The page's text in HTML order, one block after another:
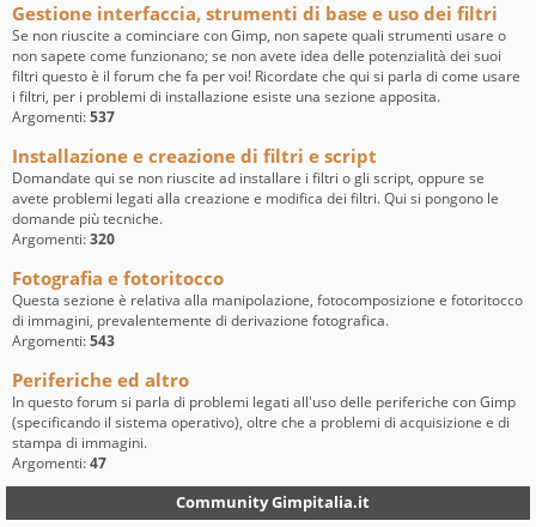
Gestione interfaccia, strumenti di base e uso dei filtri
Se non riuscite a cominciare con Gimp, non sapete quali strumenti usare o
non sapete come funzionano; se non avete idea delle potenzialità dei suoi
filtri questo è il forum che fa per voi! Ricordate che qui si parla di come usare
i filtri, per i problemi di installazione esiste una sezione apposita.
Argomenti:537
Installazione e creazione di filtri e script
Domandate qui se non riuscite ad installare i filtri o gli script, oppure se
avete problemi legati alla creazione e modifica dei filtri. Qui si pongono le
domande più tecniche.
Argomenti:320
Fotografia e fotoritocco
Questa sezione è relativa alla manipolazione, fotocomposizione e fotoritocco
di immagini, prevalentemente di derivazione fotografica.
Argomenti:543
Periferiche ed altro
In questo forum si parla di problemi legati all'uso delle periferiche con Gimp
(specificando il sistema operativo), oltre che a problemi di acquisizione e di
stampa di immagini.
Argomenti:47
Community Gimpitalia.it